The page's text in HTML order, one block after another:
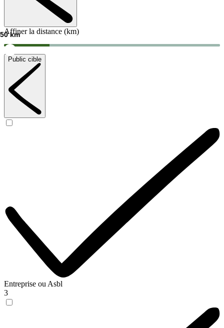
Affiner la distance (km)
50km
Public cible
Entreprise ou Asbl
3